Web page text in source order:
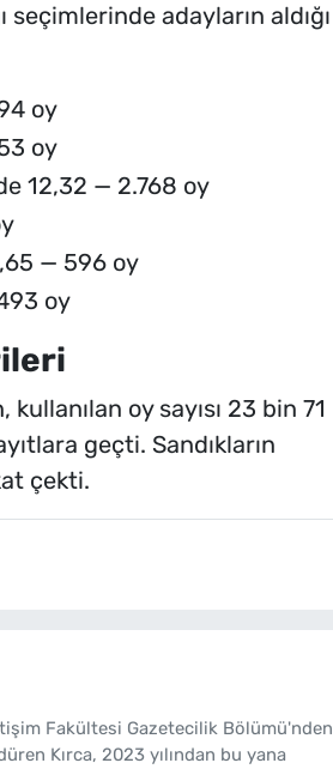
adayların aldığı
oy
oy
12,32 — 2.768 oy
— 596 oy
oy
oy sayısı 23 bin 71
geçti. Sandıkların
çekti.
Fakültesi Gazetecilik Bölümü'nden
Kırca, 2023 yılından bu yana